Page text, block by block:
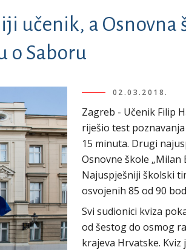
učenik, a
o Saboru
02.03.2018.
Zagreb - Učenik Filip
riješio test
15 minuta. Drugi
Osnovne škole „Milan
Najuspješniji školski
osvojenih 85 od 90
Svi sudionici kviza
od šestog do osmog
krajeva Hrvatske.